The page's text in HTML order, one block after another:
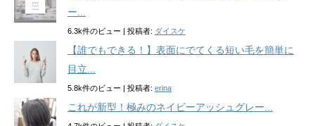
ー...
6.3k件のビュー | 投稿者: ダイスケ
【誰でもできる！】表面にでてくる短い毛を簡単に
目立...
5.8k件のビュー | 投稿者: erina
これが新型！極みのネイビーアッシュグレー...